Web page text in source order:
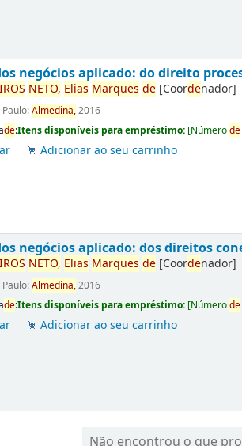
negócios aplicado: do direito
IROS NETO, Elias Marques de [Coordenador]
Paulo:Almedina,2016
de:Itens disponíveis para empréstimo: [Númerode
Adicionar ao seu carrinho
negócios aplicado: dos direitos
IROS NETO, Elias Marques de [Coordenador]
Paulo:Almedina,2016
de:Itens disponíveis para empréstimo: [Númerode
Adicionar ao seu carrinho